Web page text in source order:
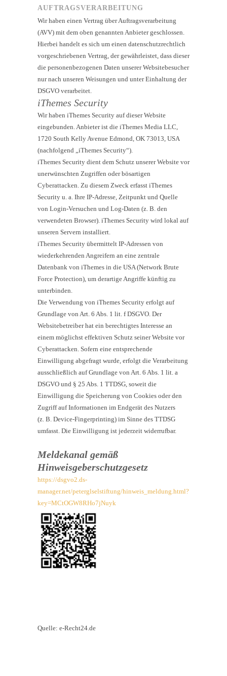
AUFTRAGSVERARBEITUNG
Wir haben einen Vertrag über Auftragsverarbeitung
(AVV) mit dem oben genannten Anbieter geschlossen.
Hierbei handelt es sich um einen datenschutzrechtlich
vorgeschriebenen Vertrag, der gewährleistet, dass dieser
die personenbezogenen Daten unserer Websitebesucher
nur nach unseren Weisungen und unter Einhaltung der
DSGVO verarbeitet.
iThemes Security
Wir haben iThemes Security auf dieser Website
eingebunden. Anbieter ist die iThemes Media LLC,
1720 South Kelly Avenue Edmond, OK 73013, USA
(nachfolgend „iThemes Security“).
iThemes Security dient dem Schutz unserer Website vor
unerwünschten Zugriffen oder bösartigen
Cyberattacken. Zu diesem Zweck erfasst iThemes
Security u. a. Ihre IP-Adresse, Zeitpunkt und Quelle
von Login-Versuchen und Log-Daten (z. B. den
verwendeten Browser). iThemes Security wird lokal auf
unseren Servern installiert.
iThemes Security übermittelt IP-Adressen von
wiederkehrenden Angreifern an eine zentrale
Datenbank von iThemes in die USA (Network Brute
Force Protection), um derartige Angriffe künftig zu
unterbinden.
Die Verwendung von iThemes Security erfolgt auf
Grundlage von Art. 6 Abs. 1 lit. f DSGVO. Der
Websitebetreiber hat ein berechtigtes Interesse an
einem möglichst effektiven Schutz seiner Website vor
Cyberattacken. Sofern eine entsprechende
Einwilligung abgefragt wurde, erfolgt die Verarbeitung
ausschließlich auf Grundlage von Art. 6 Abs. 1 lit. a
DSGVO und § 25 Abs. 1 TTDSG, soweit die
Einwilligung die Speicherung von Cookies oder den
Zugriff auf Informationen im Endgerät des Nutzers
(z. B. Device-Fingerprinting) im Sinne des TTDSG
umfasst. Die Einwilligung ist jederzeit widerrufbar.
Meldekanal gemäß
Hinweisgeberschutzgesetz
https://dsgvo2.ds-
manager.net/peterglselstiftung/hinweis_meldung.html?
key=MCtOGW8RHo7jNuyk
Quelle: e-Recht24.de